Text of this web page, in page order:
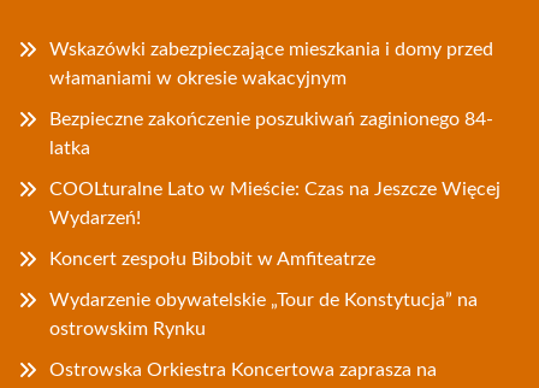
Wskazówki zabezpieczające mieszkania i domy przed
włamaniami w okresie wakacyjnym
Bezpieczne zakończenie poszukiwań zaginionego 84-
latka
COOLturalne Lato w Mieście: Czas na Jeszcze Więcej
Wydarzeń!
Koncert zespołu Bibobit w Amfiteatrze
Wydarzenie obywatelskie „Tour de Konstytucja” na
ostrowskim Rynku
Ostrowska Orkiestra Koncertowa zaprasza na